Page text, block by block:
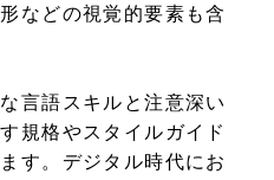
などの視覚的要素も含
言語スキルと注意深い
規格やスタイルガイド
す。デジタル時代にお